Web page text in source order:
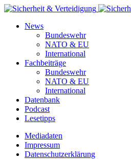
News
Bundeswehr
NATO & EU
International
Fachbeiträge
Bundeswehr
NATO & EU
International
Datenbank
Podcast
Lesetipps
Mediadaten
Impressum
Datenschutzerklärung